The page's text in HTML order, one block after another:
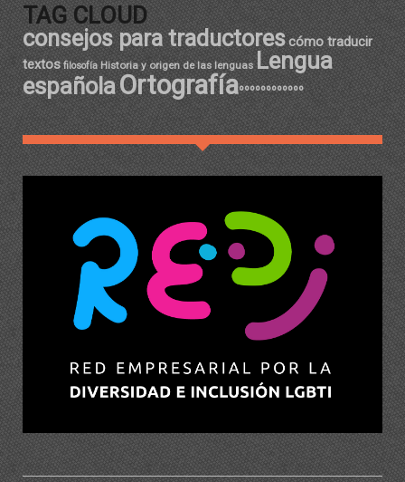
TAG CLOUD
consejos para traductorescómo traducir
textos filosofía Historia y origen de las lenguas Lengua
españolaOrtografíaºººººººººººº